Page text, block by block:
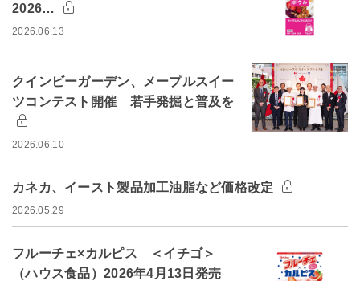
2026…
2026.06.13
クインビーガーデン、メープルスイー
ツコンテスト開催 若手発掘と普及を
2026.06.10
カネカ、イースト製品加工油脂など価格改定
2026.05.29
フルーチェ×カルピス ＜イチゴ＞
（ハウス食品）2026年4月13日発売